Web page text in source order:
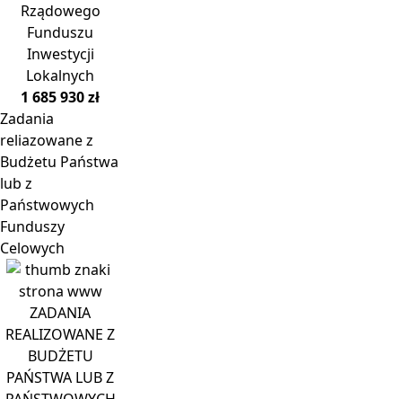
Rządowego
Funduszu
Inwestycji
Lokalnych
1 685 930 zł
Zadania
reliazowane z
Budżetu Państwa
lub z
Państwowych
Funduszy
Celowych
ZADANIA
REALIZOWANE Z
BUDŻETU
PAŃSTWA LUB Z